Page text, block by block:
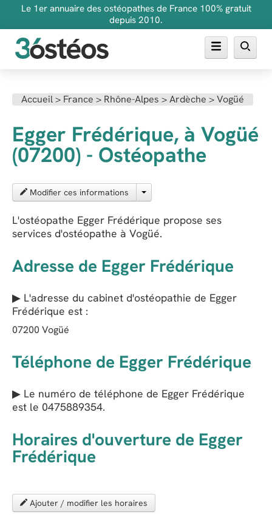
Le 1er annuaire des ostéopathes de France 100% gratuit
depuis 2010.
Inscrire son cabinet
Accueil> France > Rhône-Alpes >Ardèche >Vogüé
Egger Frédérique, à Vogüé
(07200) - Ostéopathe
Modifier ces informations
L'ostéopathe Egger Frédérique propose ses
services d'ostéopathe à Vogüé.
Adresse de Egger Frédérique
▶ L'adresse du cabinet d'ostéopathie de Egger
Frédérique est :
07200 Vogüé
Téléphone de Egger Frédérique
▶ Le numéro de téléphone de Egger Frédérique
est le 0475889354.
Horaires d'ouverture de Egger
Frédérique
Ajouter / modifier les horaires